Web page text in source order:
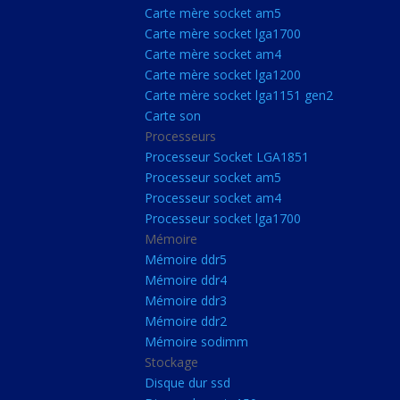
Carte Mère Socket
Carte mère socket am5
Carte mère socket
Carte mère socket am4
Carte mère socket
Carte son
Processeurs
Carte mère socket am5
Carte mère socket lga1700
Carte mère socket am4
Carte mère socket lga1200
Carte mère socket lga1151 gen2
Carte son
Processeurs
Processeur Socket LGA1851
Processeur socket am5
Processeur socket am4
Processeur socket lga1700
Mémoire
Mémoire ddr5
Mémoire ddr4
Mémoire ddr3
Mémoire ddr2
Mémoire sodimm
Stockage
Disque dur ssd